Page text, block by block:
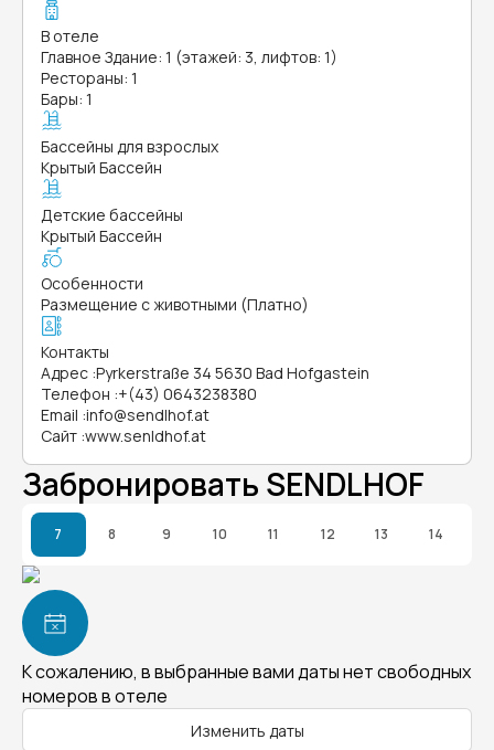
В отеле
Главное Здание: 1 (этажей: 3, лифтов: 1)
Рестораны: 1
Бары: 1
Бассейны для взрослых
Крытый Бассейн
Детские бассейны
Крытый Бассейн
Особенности
Размещение с животными (Платно)
Контакты
Адрес :Pyrkerstraße 34 5630 Bad Hofgastein
Телефон :+(43) 0643238380
Email :info@sendlhof.at
Сайт :www.senldhof.at
Забронировать SENDLHOF
7 8 9 10 11 12 13 14
К сожалению, в выбранные вами даты нет свободных
номеров в отеле
Изменить даты